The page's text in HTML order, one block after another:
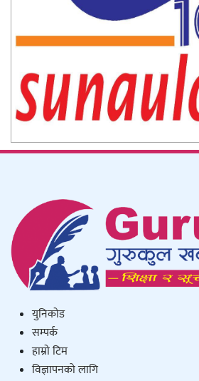
युनिकाेड
सम्पर्क
हाम्राे टिम
विज्ञापनको लागि